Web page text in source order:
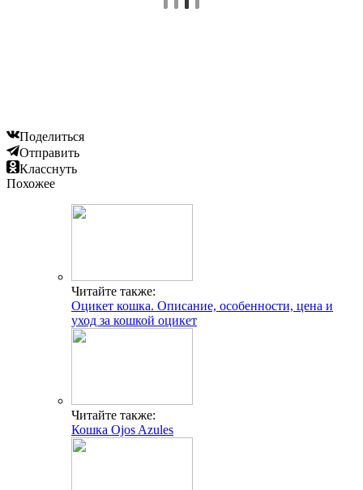
Поделиться
Отправить
Класснуть
Похожее
Читайте также:
Оцикет кошка. Описание, особенности, цена и
уход за кошкой оцикет
Читайте также:
Кошка Ojos Azules